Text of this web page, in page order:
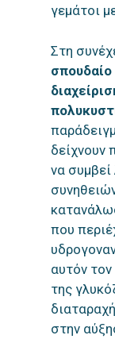
γεμάτοι
Στη
δείχνουν
να
που
αυτόν
της
στην